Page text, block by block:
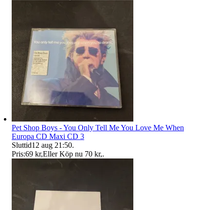
Pet Shop Boys - You Only Tell Me You Love Me When
Europa CD Maxi CD 3
Sluttid12 aug 21:50.
Pris:69 kr,Eller Köp nu 70 kr,.